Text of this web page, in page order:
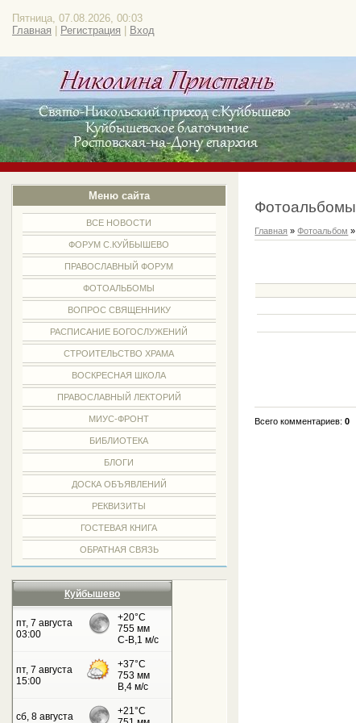
Пятница, 07.08.2026, 00:03
Главная
Регистрация Вход
Меню сайта
ВСЕ НОВОСТИ
ФОРУМ С.КУЙБЫШЕВО
ПРАВОСЛАВНЫЙ ФОРУМ
ФОТОАЛЬБОМЫ
ВОПРОС СВЯЩЕННИКУ
РАСПИСАНИЕ БОГОСЛУЖЕНИЙ
СТРОИТЕЛЬСТВО ХРАМА
ВОСКРЕСНАЯ ШКОЛА
ПРАВОСЛАВНЫЙ ЛЕКТОРИЙ
МИУС-ФРОНТ
БИБЛИОТЕКА
БЛОГИ
ДОСКА ОБЪЯВЛЕНИЙ
РЕКВИЗИТЫ
ГОСТЕВАЯ КНИГА
ОБРАТНАЯ СВЯЗЬ
Куйбышево
Фотоальбомы
Главная »Фотоальбом »
Всего комментариев:0